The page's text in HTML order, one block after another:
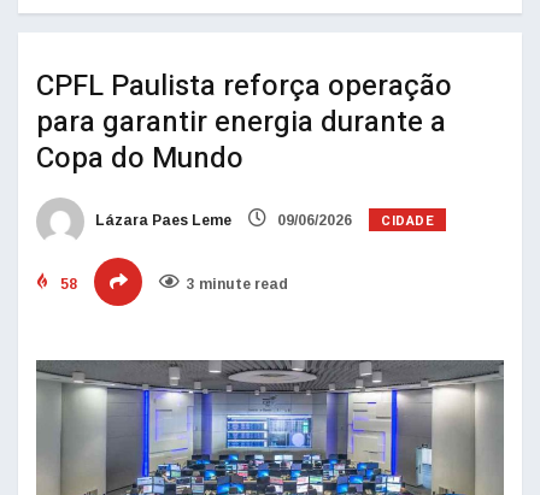
CPFL Paulista reforça operação
para garantir energia durante a
Copa do Mundo
Lázara Paes Leme 09/06/2026 CIDADE
58 3 minute read